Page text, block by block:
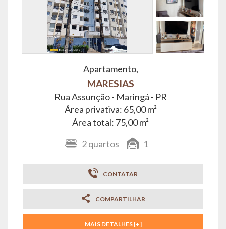
Apartamento,
MARESIAS
Rua Assunção - Maringá - PR
Área privativa: 65,00 m²
Área total: 75,00 m²
2quartos 1
CONTATAR
COMPARTILHAR
MAIS DETALHES [+]